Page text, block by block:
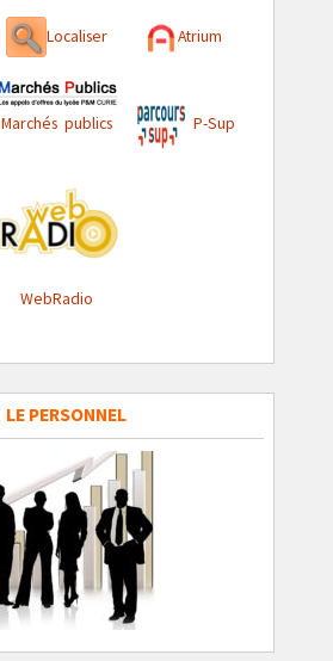
Localiser Atrium
Marchés publics P-Sup
WebRadio
LE PERSONNEL